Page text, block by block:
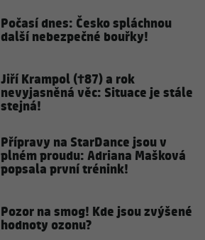
Počasí dnes: Česko spláchnou
další nebezpečné bouřky!
Jiří Krampol (†87) a rok
nevyjasněná věc: Situace je stále
stejná!
Přípravy na StarDance jsou v
plném proudu: Adriana Mašková
popsala první trénink!
Pozor na smog! Kde jsou zvýšené
hodnoty ozonu?